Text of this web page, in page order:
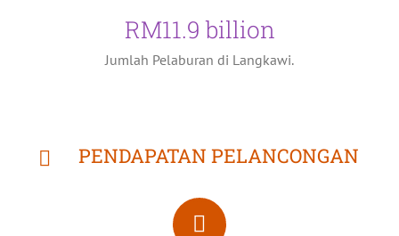
RM11.9 billion
Jumlah Pelaburan di Langkawi.
PENDAPATAN PELANCONGAN